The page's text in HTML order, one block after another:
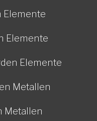
Elemente
Elemente
Elemente
Metallen
Metallen